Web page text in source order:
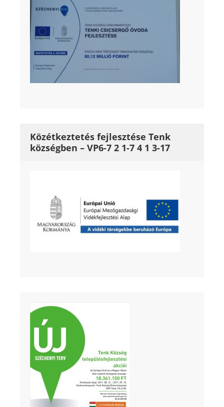
Közétkeztetés fejlesztése Tenk
községben – VP6-7 2 1-7 4 1 3-17